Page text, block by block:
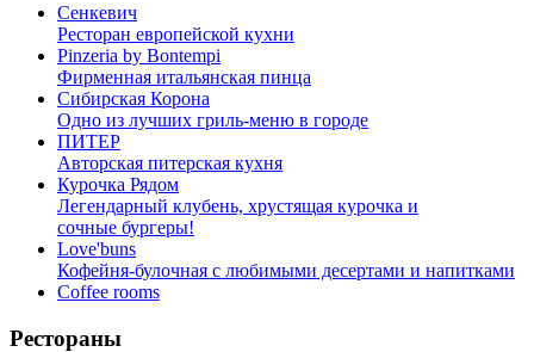
Сенкевич
Ресторан европейской кухни
Pinzeria by Bontempi
Фирменная итальянская пинца
Сибирская Корона
Одно из лучших гриль-меню в городе
ПИТЕР
Авторская питерская кухня
Курочка Рядом
Легендарный клубень, хрустящая курочка и
сочные бургеры!
Love'buns
Кофейня-булочная с любимыми десертами и напитками
Coffee rooms
Рестораны